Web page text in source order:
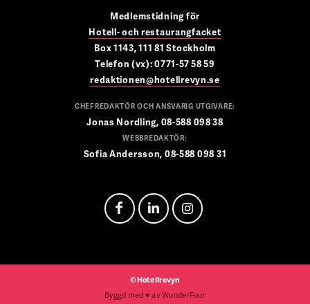
Medlemstidning för
Hotell- och restaurangfacket
Box 1143, 111 81 Stockholm
Telefon (vx): 0771-57 58 59
redaktionen@hotellrevyn.se
CHEFREDAKTÖR OCH ANSVARIG UTGIVARE:
Jonas Nordling, 08-588 098 38
WEBBREDAKTÖR:
Sofia Andersson, 08-588 098 31
©Hotellrevyn
Byggd med ♥ avWonderFour